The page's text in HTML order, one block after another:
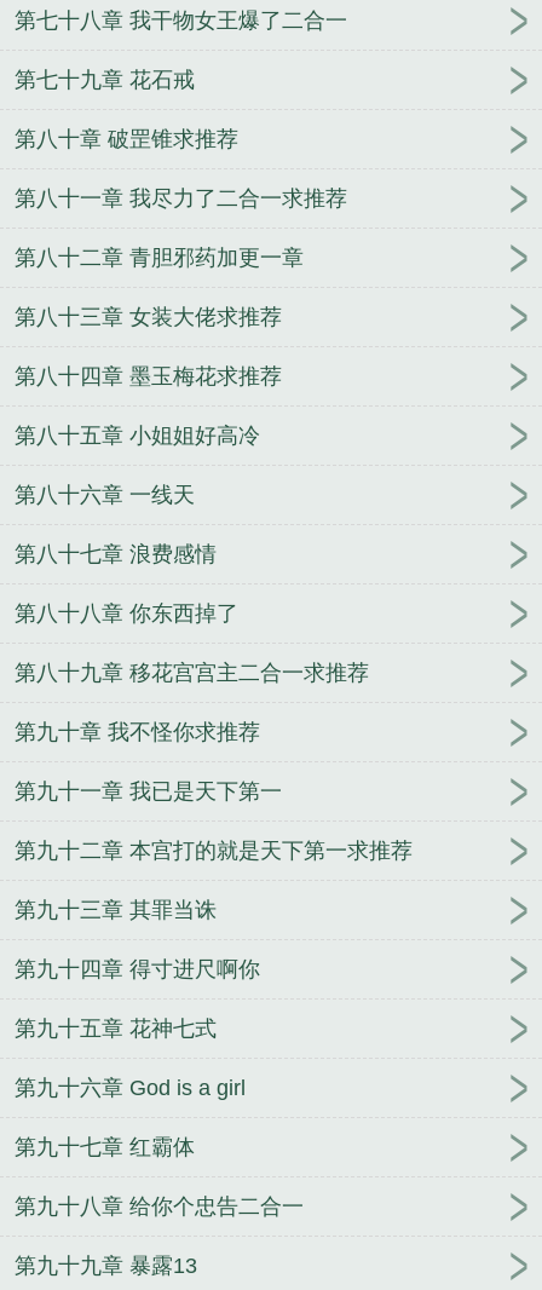
第七十八章 我干物女王爆了二合一
第七十九章 花石戒
第八十章 破罡锥求推荐
第八十一章 我尽力了二合一求推荐
第八十二章 青胆邪药加更一章
第八十三章 女装大佬求推荐
第八十四章 墨玉梅花求推荐
第八十五章 小姐姐好高冷
第八十六章 一线天
第八十七章 浪费感情
第八十八章 你东西掉了
第八十九章 移花宫宫主二合一求推荐
第九十章 我不怪你求推荐
第九十一章 我已是天下第一
第九十二章 本宫打的就是天下第一求推荐
第九十三章 其罪当诛
第九十四章 得寸进尺啊你
第九十五章 花神七式
第九十六章 God is a girl
第九十七章 红霸体
第九十八章 给你个忠告二合一
第九十九章 暴露13